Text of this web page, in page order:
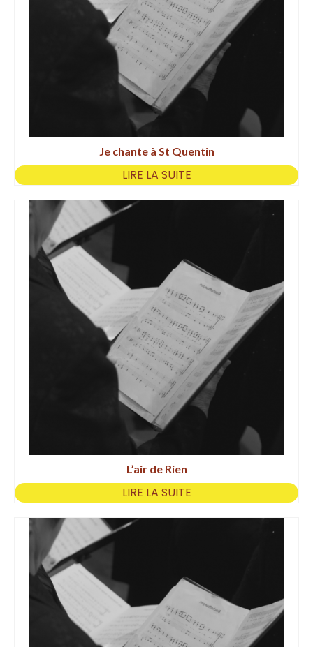
Je chante à St Quentin
LIRE LA SUITE
L’air de Rien
LIRE LA SUITE